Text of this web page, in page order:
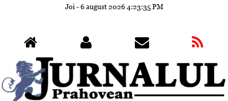
Joi - 6 august 20264:23:38 PM